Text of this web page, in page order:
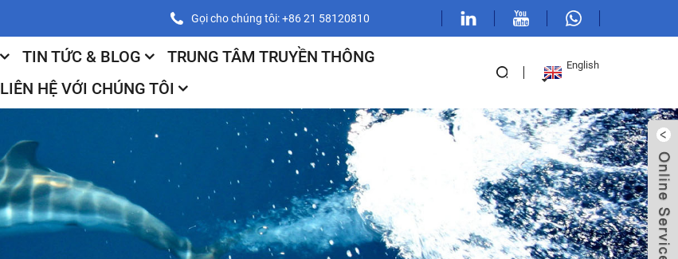
Gọi cho chúng tôi: +86 21 58120810
TIN TỨC & BLOG
TRUNG TÂM TRUYỀN THÔNG
LIÊN HỆ VỚI CHÚNG TÔI
English